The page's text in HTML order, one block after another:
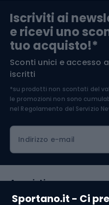
Sportano.it - Ci
Arrampicata
Medicina dello sport
Abbigliamento
Iscriviti ai
e ricevi uno
tuo acquisto!*
Sconti unici e accesso
iscritti
*su prodotti non scontati del
le promozioni non sono
nel Regolamento del Servizio
Indirizzo e-mail
Acquisti